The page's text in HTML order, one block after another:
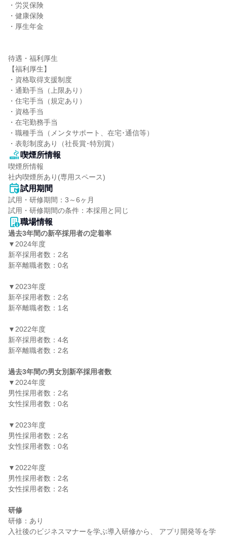
・労災保険
・健康保険
・厚生年金
待遇・福利厚生
【福利厚生】
・資格取得支援制度
・通勤手当（上限あり）
・住宅手当（規定あり）
・資格手当
・在宅勤務手当
・職種手当（メンタサポート、在宅･通信等）
・表彰制度あり（社長賞･特別賞）
喫煙所情報
喫煙所情報
社内喫煙所あり(専用スペース)
試用期間
試用・研修期間：3～6ヶ月
職場情報
過去3年間の新卒採用者の定着率
▼2024年度
新卒採用者数：2名
新卒離職者数：0名
▼2023年度
新卒採用者数：2名
新卒離職者数：1名
▼2022年度
新卒採用者数：4名
新卒離職者数：2名
過去3年間の男女別新卒採用者数
▼2024年度
男性採用者数：2名
女性採用者数：0名
▼2023年度
男性採用者数：2名
女性採用者数：0名
▼2022年度
男性採用者数：2名
女性採用者数：2名
研修
研修：あり
入社後のビジネスマナーを学ぶ導入研修から、 アプリ開発等を学